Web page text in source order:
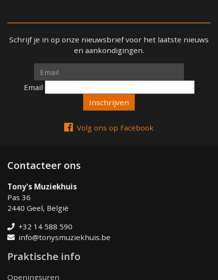
Schrijf je in op onze nieuwsbrief voor het laatste nieuws
en aankondigingen.
Email
Email
Volg ons op Facebook
Contacteer ons
Tony's Muziekhuis
Pas 36
2440 Geel, België
+32 14 588 590
info@tonysmuziekhuis.be
Praktische info
Openingsuren